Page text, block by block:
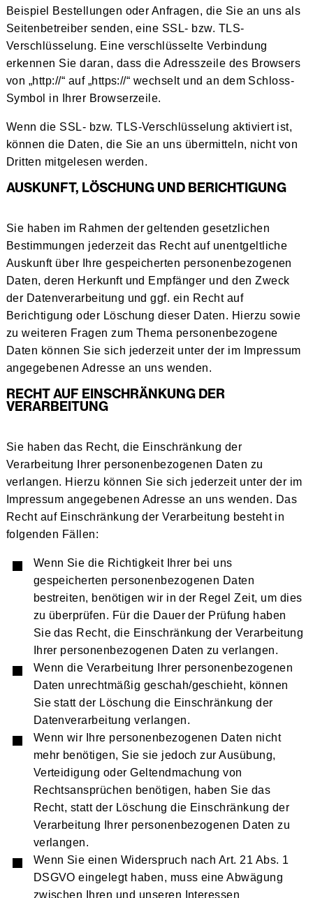
Beispiel Bestellungen oder Anfragen, die Sie an uns als
Seitenbetreiber senden, eine SSL- bzw. TLS-
Verschlüsselung. Eine verschlüsselte Verbindung
erkennen Sie daran, dass die Adresszeile des Browsers
von „http://“ auf „https://“ wechselt und an dem Schloss-
Symbol in Ihrer Browserzeile.
Wenn die SSL- bzw. TLS-Verschlüsselung aktiviert ist,
können die Daten, die Sie an uns übermitteln, nicht von
Dritten mitgelesen werden.
AUSKUNFT, LÖSCHUNG UND BERICHTIGUNG
Sie haben im Rahmen der geltenden gesetzlichen
Bestimmungen jederzeit das Recht auf unentgeltliche
Auskunft über Ihre gespeicherten personenbezogenen
Daten, deren Herkunft und Empfänger und den Zweck
der Datenverarbeitung und ggf. ein Recht auf
Berichtigung oder Löschung dieser Daten. Hierzu sowie
zu weiteren Fragen zum Thema personenbezogene
Daten können Sie sich jederzeit unter der im Impressum
angegebenen Adresse an uns wenden.
RECHT AUF EINSCHRÄNKUNG DER
VERARBEITUNG
Sie haben das Recht, die Einschränkung der
Verarbeitung Ihrer personenbezogenen Daten zu
verlangen. Hierzu können Sie sich jederzeit unter der im
Impressum angegebenen Adresse an uns wenden. Das
Recht auf Einschränkung der Verarbeitung besteht in
folgenden Fällen:
Wenn Sie die Richtigkeit Ihrer bei uns
gespeicherten personenbezogenen Daten
bestreiten, benötigen wir in der Regel Zeit, um dies
zu überprüfen. Für die Dauer der Prüfung haben
Sie das Recht, die Einschränkung der Verarbeitung
Ihrer personenbezogenen Daten zu verlangen.
Wenn die Verarbeitung Ihrer personenbezogenen
Daten unrechtmäßig geschah/geschieht, können
Sie statt der Löschung die Einschränkung der
Datenverarbeitung verlangen.
Wenn wir Ihre personenbezogenen Daten nicht
mehr benötigen, Sie sie jedoch zur Ausübung,
Verteidigung oder Geltendmachung von
Rechtsansprüchen benötigen, haben Sie das
Recht, statt der Löschung die Einschränkung der
Verarbeitung Ihrer personenbezogenen Daten zu
verlangen.
Wenn Sie einen Widerspruch nach Art. 21 Abs. 1
DSGVO eingelegt haben, muss eine Abwägung
zwischen Ihren und unseren Interessen